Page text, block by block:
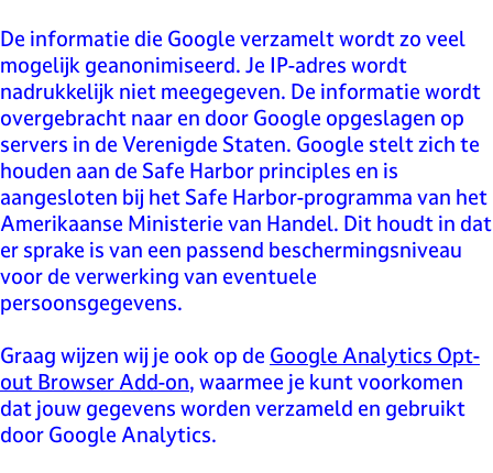
e
s
s
De informatie die Google verzamelt wordt zo veel
mogelijk geanonimiseerd. Je IP-adres wordt
nadrukkelijk niet meegegeven. De informatie wordt
overgebracht naar en door Google opgeslagen op
servers in de Verenigde Staten. Google stelt zich te
houden aan de Safe Harbor principles en is
aangesloten bij het Safe Harbor-programma van het
Amerikaanse Ministerie van Handel. Dit houdt in dat
er sprake is van een passend beschermingsniveau
voor de verwerking van eventuele
persoonsgegevens.
Graag wijzen wij je ook op de Google Analytics Opt-
out Browser Add-on, waarmee je kunt voorkomen
dat jouw gegevens worden verzameld en gebruikt
door Google Analytics.